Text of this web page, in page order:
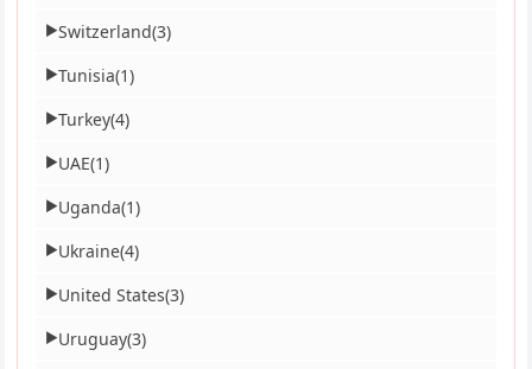
▶Switzerland(3)
▶Tunisia(1)
▶Turkey(4)
▶UAE(1)
▶Uganda(1)
▶Ukraine(4)
▶United States(3)
▶Uruguay(3)